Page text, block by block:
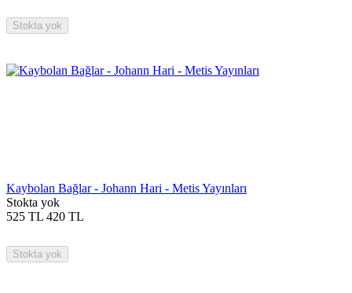
Stokta yok
Kaybolan Bağlar - Johann Hari - Metis Yayınları
Stokta yok
525 TL 420 TL
Stokta yok